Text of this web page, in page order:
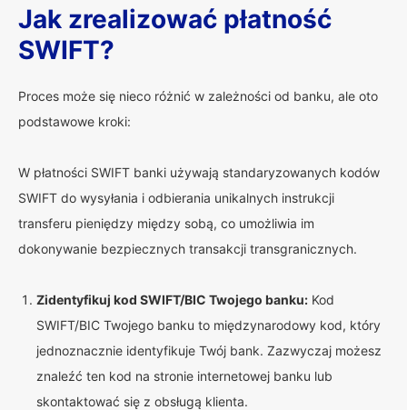
Jak zrealizować płatność
SWIFT?
Proces może się nieco różnić w zależności od banku, ale oto
podstawowe kroki:
W płatności SWIFT banki używają standaryzowanych kodów
SWIFT do wysyłania i odbierania unikalnych instrukcji
transferu pieniędzy między sobą, co umożliwia im
dokonywanie bezpiecznych transakcji transgranicznych.
Zidentyfikuj kod SWIFT/BIC Twojego banku: Kod
SWIFT/BIC Twojego banku to międzynarodowy kod, który
jednoznacznie identyfikuje Twój bank. Zazwyczaj możesz
znaleźć ten kod na stronie internetowej banku lub
skontaktować się z obsługą klienta.